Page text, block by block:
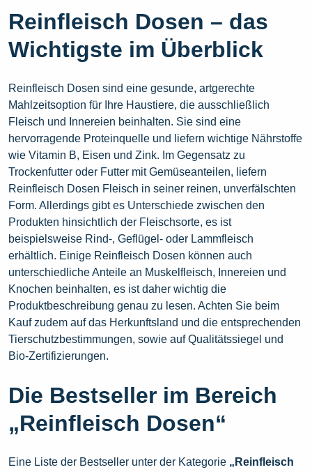
Reinfleisch Dosen – das
Wichtigste im Überblick
Reinfleisch Dosen sind eine gesunde, artgerechte
Mahlzeitsoption für Ihre Haustiere, die ausschließlich
Fleisch und Innereien beinhalten. Sie sind eine
hervorragende Proteinquelle und liefern wichtige Nährstoffe
wie Vitamin B, Eisen und Zink. Im Gegensatz zu
Trockenfutter oder Futter mit Gemüseanteilen, liefern
Reinfleisch Dosen Fleisch in seiner reinen, unverfälschten
Form. Allerdings gibt es Unterschiede zwischen den
Produkten hinsichtlich der Fleischsorte, es ist
beispielsweise Rind-, Geflügel- oder Lammfleisch
erhältlich. Einige Reinfleisch Dosen können auch
unterschiedliche Anteile an Muskelfleisch, Innereien und
Knochen beinhalten, es ist daher wichtig die
Produktbeschreibung genau zu lesen. Achten Sie beim
Kauf zudem auf das Herkunftsland und die entsprechenden
Tierschutzbestimmungen, sowie auf Qualitätssiegel und
Bio-Zertifizierungen.
Die Bestseller im Bereich
„Reinfleisch Dosen“
Eine Liste der Bestseller unter der Kategorie „Reinfleisch